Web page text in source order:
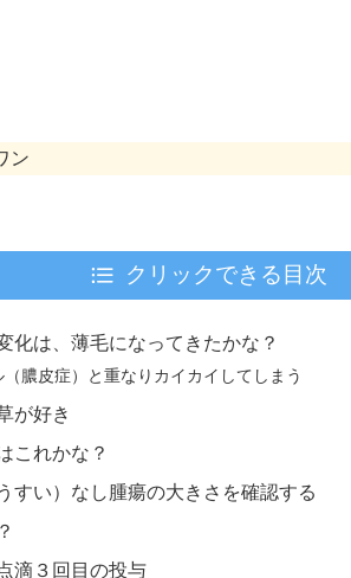
ン
クリックできる目次
化は、薄毛になってきたかな？
（膿皮症）と重なりカイカイしてしまう
が好き
これかな？
すい）なし腫瘍の大きさを確認する
滴３回目の投与